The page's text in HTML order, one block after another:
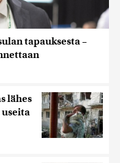
tapauksesta –
lähes